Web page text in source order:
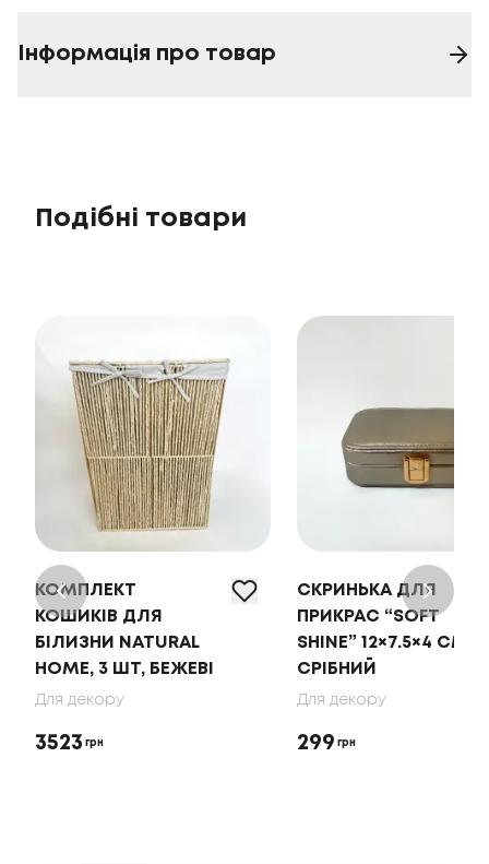
Інформація про товар
Подібні товари
КОМПЛЕКТ
КОШИКІВ ДЛЯ
БІЛИЗНИ NATURAL
HOME, 3 ШТ, БЕЖЕВІ
Для декору
3523 грн
СКРИНЬКА ДЛЯ
ПРИКРАС “SOFT
SHINE” 12×7.5×4 СМ,
СРІБНИЙ
Для декору
299 грн